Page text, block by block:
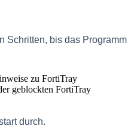
Schritten, bis das Programm
zu FortiTray
geblockten FortiTray
durch.